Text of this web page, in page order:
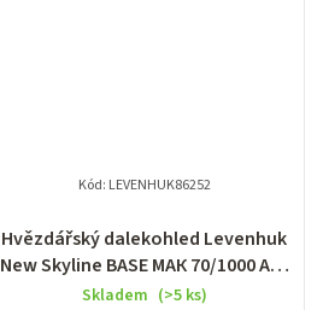
Hvězdářský dalekohled Levenhuk
New Skyline BASE МАК 70/1000 AZ-
M
Skladem (>5 ks)
Kód: LEVENHUK86252